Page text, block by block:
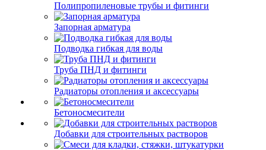
Полипропиленовые трубы и фитинги
Запорная арматура
Подводка гибкая для воды
Труба ПНД и фитинги
Радиаторы отопления и аксессуары
Бетоносмесители
Добавки для строительных растворов